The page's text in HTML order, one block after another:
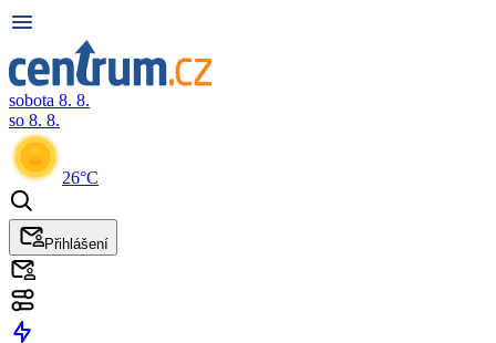
sobota 8. 8.
so 8. 8.
26°C
Přihlášení